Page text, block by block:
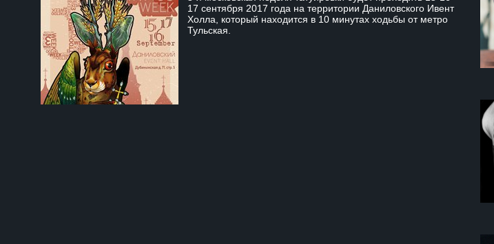
17 сентября 2017 года на территории Даниловского Ивент
Холла, который находится в 10 минутах ходьбы от метро
Тульская.